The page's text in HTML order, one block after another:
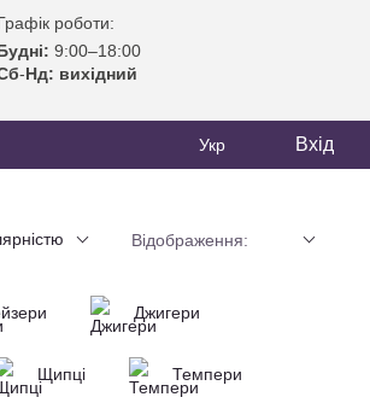
роботи:
9:00–18:00
-Нд: вихідний
Укр Вхід
Відображення:
Джигери
Щипці Темпери